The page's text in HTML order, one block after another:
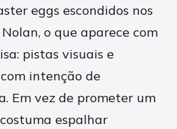
eggs escondidos nos
o que aparece com
pistas visuais e
intenção de
Em vez de prometer um
espalhar